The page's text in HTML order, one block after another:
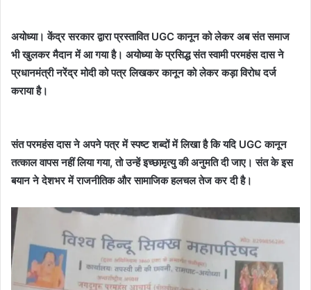
अयोध्या। केंद्र सरकार द्वारा प्रस्तावित UGC कानून को लेकर अब संत समाज
भी खुलकर मैदान में आ गया है। अयोध्या के प्रसिद्ध संत स्वामी परमहंस दास ने
प्रधानमंत्री नरेंद्र मोदी को पत्र लिखकर कानून को लेकर कड़ा विरोध दर्ज
कराया है।
संत परमहंस दास ने अपने पत्र में स्पष्ट शब्दों में लिखा है कि यदि UGC कानून
तत्काल वापस नहीं लिया गया, तो उन्हें इच्छामृत्यु की अनुमति दी जाए। संत के इस
बयान ने देशभर में राजनीतिक और सामाजिक हलचल तेज कर दी है।